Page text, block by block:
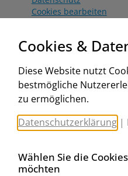
Cookies bearbeiten
Aktionsbedingungen
www.worahnik.at
Zentrale Köttlach
Michael Worahnik GmbH
Spenglerartikel
Industriestraße 90,
Filiale Wien
Cookies &
Diese Website nutzt
bestmögliche
zu ermöglichen.
Datenschutzerklärung |
Wählen Sie die
möchten